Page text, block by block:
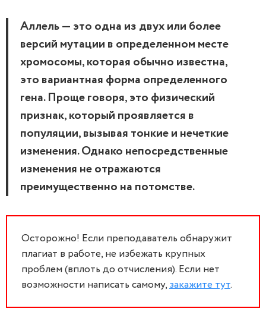
Аллель — это одна из двух или более
версий мутации в определенном месте
хромосомы, которая обычно известна,
это вариантная форма определенного
гена. Проще говоря, это физический
признак, который проявляется в
популяции, вызывая тонкие и нечеткие
изменения. Однако непосредственные
изменения не отражаются
преимущественно на потомстве.
Осторожно! Если преподаватель обнаружит
плагиат в работе, не избежать крупных
проблем (вплоть до отчисления). Если нет
возможности написать самому,закажите тут.